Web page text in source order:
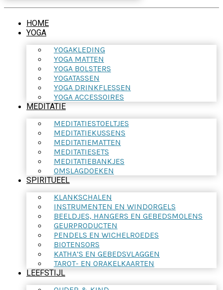
HOME
YOGA
YOGAKLEDING
YOGA MATTEN
YOGA BOLSTERS
YOGATASSEN
YOGA DRINKFLESSEN
YOGA ACCESSOIRES
MEDITATIE
MEDITATIESTOELTJES
MEDITATIEKUSSENS
MEDITATIEMATTEN
MEDITATIESETS
MEDITATIEBANKJES
OMSLAGDOEKEN
SPIRITUEEL
KLANKSCHALEN
INSTRUMENTEN EN WINDORGELS
BEELDJES, HANGERS EN GEBEDSMOLENS
GEURPRODUCTEN
PENDELS EN WICHELROEDES
BIOTENSORS
KATHA’S EN GEBEDSVLAGGEN
TAROT- EN ORAKELKAARTEN
LEEFSTIJL